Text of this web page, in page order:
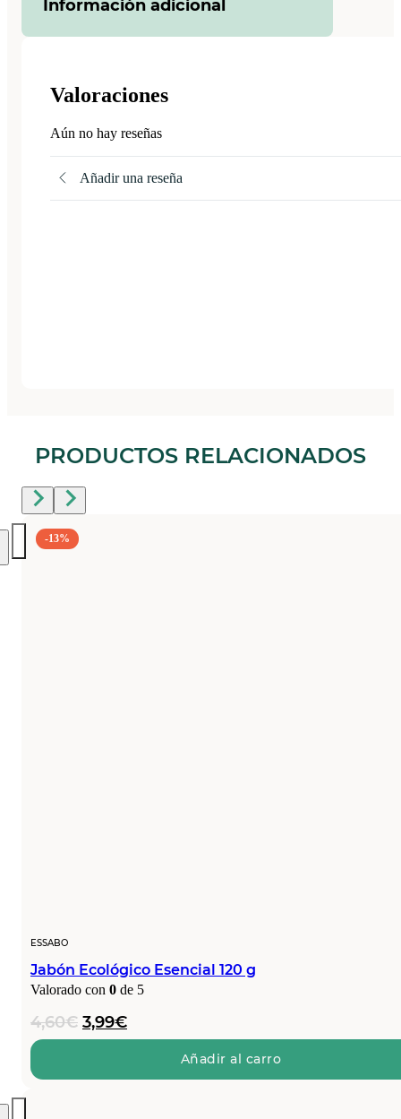
Información adicional
Valoraciones
Aún no hay reseñas
Añadir una reseña
PRODUCTOS RELACIONADOS
-13%
ESSABO
Jabón Ecológico Esencial 120 g
Valorado con 0 de 5
4,60€ El
precio
era:
3,99€El
precio
es:
Añadir al carro